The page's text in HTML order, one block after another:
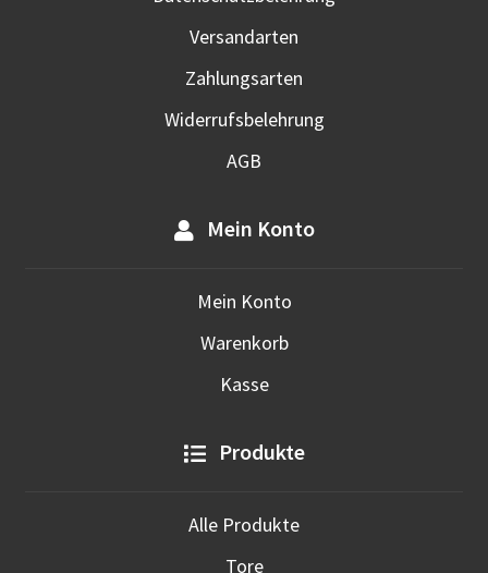
Versandarten
Zahlungsarten
Widerrufsbelehrung
AGB
Mein Konto
Mein Konto
Warenkorb
Kasse
Produkte
Alle Produkte
Tore